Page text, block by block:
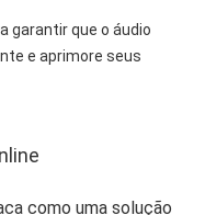
garantir que o áudio
e aprimore seus
como uma solução